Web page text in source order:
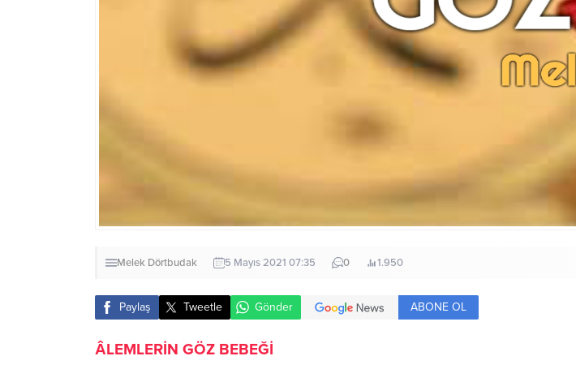
Melek Dörtbudak 5 Mayıs 2021 07:35 0 1.950
Paylaş Tweetle Gönder ABONE OL
ÂLEMLERİN GÖZ BEBEĞİ